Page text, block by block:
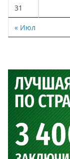
« Июл
31